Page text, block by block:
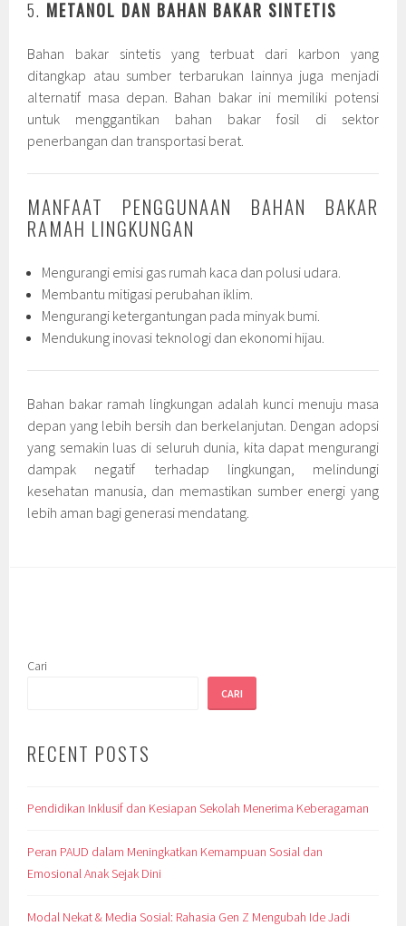
5. METANOL DAN BAHAN BAKAR SINTETIS
Bahan bakar sintetis yang terbuat dari karbon yang
ditangkap atau sumber terbarukan lainnya juga menjadi
alternatif masa depan. Bahan bakar ini memiliki potensi
untuk menggantikan bahan bakar fosil di sektor
penerbangan dan transportasi berat.
MANFAAT PENGGUNAAN BAHAN BAKAR
RAMAH LINGKUNGAN
Mengurangi emisi gas rumah kaca dan polusi udara.
Membantu mitigasi perubahan iklim.
Mengurangi ketergantungan pada minyak bumi.
Mendukung inovasi teknologi dan ekonomi hijau.
Bahan bakar ramah lingkungan adalah kunci menuju masa
depan yang lebih bersih dan berkelanjutan. Dengan adopsi
yang semakin luas di seluruh dunia, kita dapat mengurangi
dampak negatif terhadap lingkungan, melindungi
kesehatan manusia, dan memastikan sumber energi yang
lebih aman bagi generasi mendatang.
Cari
CARI
RECENT POSTS
Pendidikan Inklusif dan Kesiapan Sekolah Menerima Keberagaman
Peran PAUD dalam Meningkatkan Kemampuan Sosial dan
Emosional Anak Sejak Dini
Modal Nekat & Media Sosial: Rahasia Gen Z Mengubah Ide Jadi